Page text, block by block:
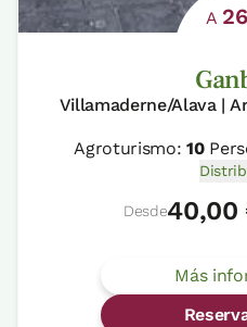
A 26
Villamaderne/Alava |
Agroturismo:10
Desde40,00
Más